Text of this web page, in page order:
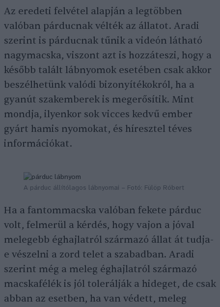
Az eredeti felvétel alapján a legtöbben
valóban párducnak vélték az állatot. Aradi
szerint is párducnak tűnik a videón látható
nagymacska, viszont azt is hozzáteszi, hogy a
később talált lábnyomok esetében csak akkor
beszélhetünk valódi bizonyítékokról, ha a
gyanút szakemberek is megerősítik. Mint
mondja, ilyenkor sok vicces kedvű ember
gyárt hamis nyomokat, és híresztel téves
információkat.
A párduc állítólagos lábnyomai – Fotó: Fülöp Róbert
Ha a fantommacska valóban fekete párduc
volt, felmerül a kérdés, hogy vajon a jóval
melegebb éghajlatról származó állat át tudja-
e vészelni a zord telet a szabadban. Aradi
szerint még a meleg éghajlatról származó
macskafélék is jól tolerálják a hideget, de csak
abban az esetben, ha van védett, meleg